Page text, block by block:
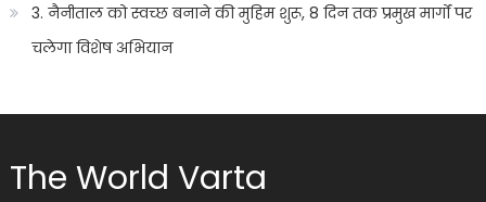
3. नैनीताल को स्वच्छ बनाने की मुहिम शुरू, 8 दिन तक प्रमुख मार्गों पर
चलेगा विशेष अभियान
The World Varta